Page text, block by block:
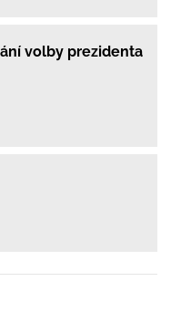
volby prezidenta